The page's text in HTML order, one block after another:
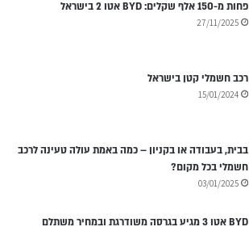
פחות מ-150 אלף שקלים: BYD אטו 2 בישראל
27/11/2025
רכב חשמלי קטן בישראל
15/01/2024
בבית, בעבודה או בקניון – כמה באמת עולה טעינה לרכב
חשמלי בכל מקום?
03/01/2025
BYD אטו 3 מגיע בגרסה משודרגת ובמחיר משתלם